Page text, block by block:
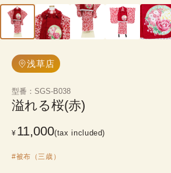
浅草店
型番 ： SGS-B038
溢れる桜(赤)
¥ 11,000(tax included)
#被布（三歳）